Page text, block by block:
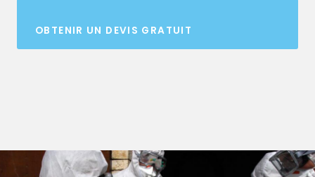
OBTENIR UN DEVIS GRATUIT